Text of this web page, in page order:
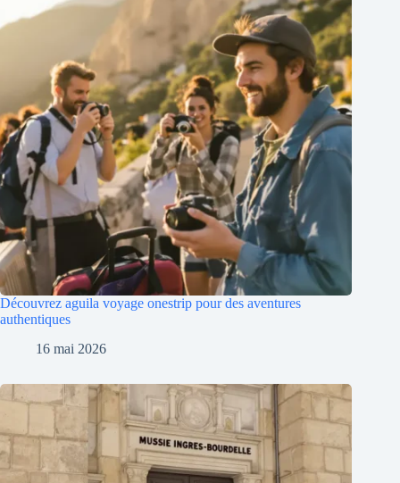
Découvrez aguila voyage onestrip pour des aventures
authentiques
16 mai 2026